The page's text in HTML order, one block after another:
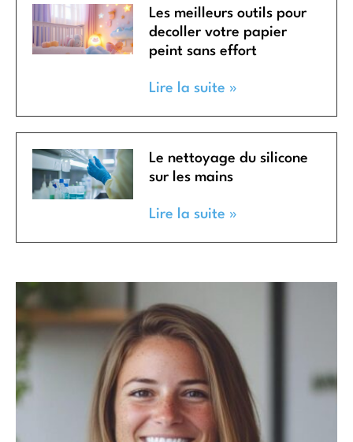
Les meilleurs outils pour
decoller votre papier
peint sans effort
Lire la suite »
Le nettoyage du silicone
sur les mains
Lire la suite »